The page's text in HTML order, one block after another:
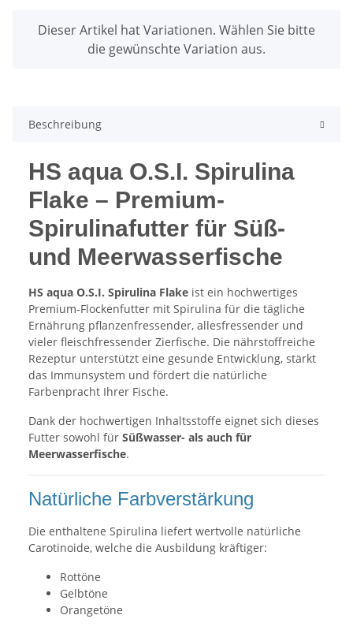
Dieser Artikel hat Variationen. Wählen Sie bitte
die gewünschte Variation aus.
Beschreibung
HS aqua O.S.I. Spirulina
Flake – Premium-
Spirulinafutter für Süß-
und Meerwasserfische
HS aqua O.S.I. Spirulina Flake ist ein hochwertiges
Premium-Flockenfutter mit Spirulina für die tägliche
Ernährung pflanzenfressender, allesfressender und
vieler fleischfressender Zierfische. Die nährstoffreiche
Rezeptur unterstützt eine gesunde Entwicklung, stärkt
das Immunsystem und fördert die natürliche
Farbenpracht Ihrer Fische.
Dank der hochwertigen Inhaltsstoffe eignet sich dieses
Futter sowohl für Süßwasser- als auch für
Meerwasserfische.
Natürliche Farbverstärkung
Die enthaltene Spirulina liefert wertvolle natürliche
Carotinoide, welche die Ausbildung kräftiger:
Rottöne
Gelbtöne
Orangetöne